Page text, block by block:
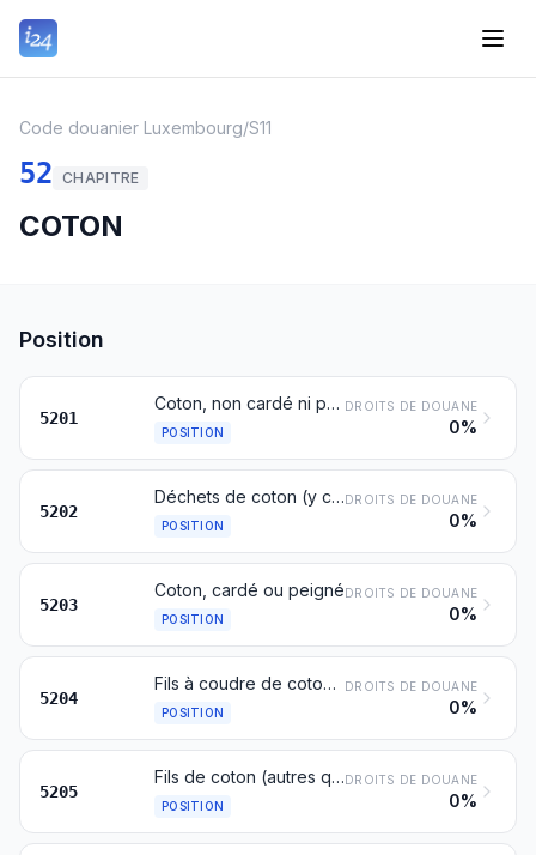
Code douanier Luxembourg/S11
52 CHAPITRE
COTON
Position
5201
Coton, non cardé ni peigné
POSITION
DROITS DE DOUANE
0%
5202
Déchets de coton (y compris les déchets de fils et les effilochés)
POSITION
DROITS DE DOUANE
0%
5203
Coton, cardé ou peigné
POSITION
DROITS DE DOUANE
0%
5204
Fils à coudre de coton, même conditionnés pour la vente au détail
POSITION
DROITS DE DOUANE
0%
5205
Fils de coton (autres que les fils à coudre), contenant au moins 85 % en poids de coton, non conditionnés pour la vente au détail
POSITION
DROITS DE DOUANE
0%